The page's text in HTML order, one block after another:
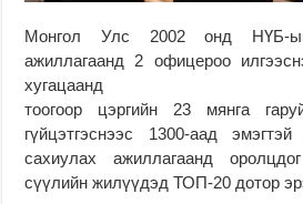
Монгол Улс 2002 онд НҮБ-
ажиллагаанд 2 офицероо
хугацаанд
тоогоор цэргийн 23 мянга
гүйцэтгэснээс 1300-аад
сахиулах ажиллагаанд
сүүлийн жилүүдэд ТОП-20 дотор